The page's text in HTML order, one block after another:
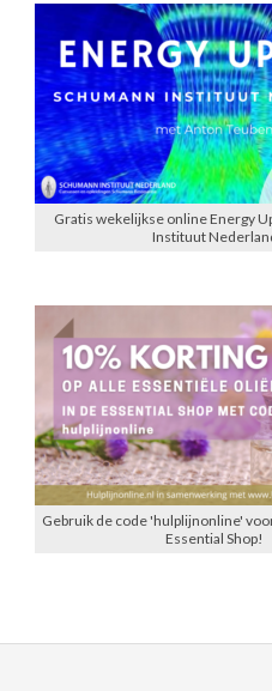
Gratis wekelijkse online Energy
Instituut
Gebruik de code 'hulplijnonline'
Essential Shop!